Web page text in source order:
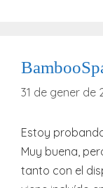
31 de gener de
Estoy
Muy buena,
tanto con el